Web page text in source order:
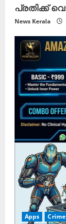
പ്രതിക്ക്
News Kerala
Apps Crime